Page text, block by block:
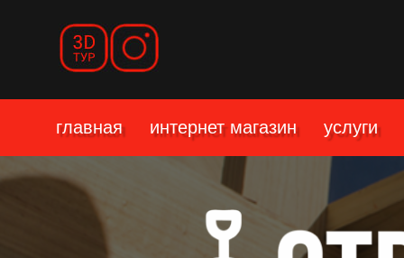
главная интернет магазин услуги